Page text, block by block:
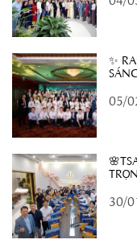
✨
05/
30/